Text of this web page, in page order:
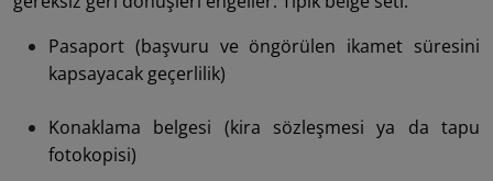
Pasaport (başvuru ve öngörülen ikamet süresini
kapsayacak geçerlilik)
Konaklama belgesi (kira sözleşmesi ya da tapu
fotokopisi)